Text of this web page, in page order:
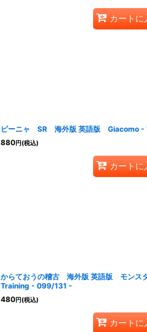
カートに
ピーニャ SR 海外版 英語版 Giacomo -
880円(税込)
カートに
からておうの稽古 海外版 英語版 モンス
Training - 099/131 -
480円(税込)
カートに